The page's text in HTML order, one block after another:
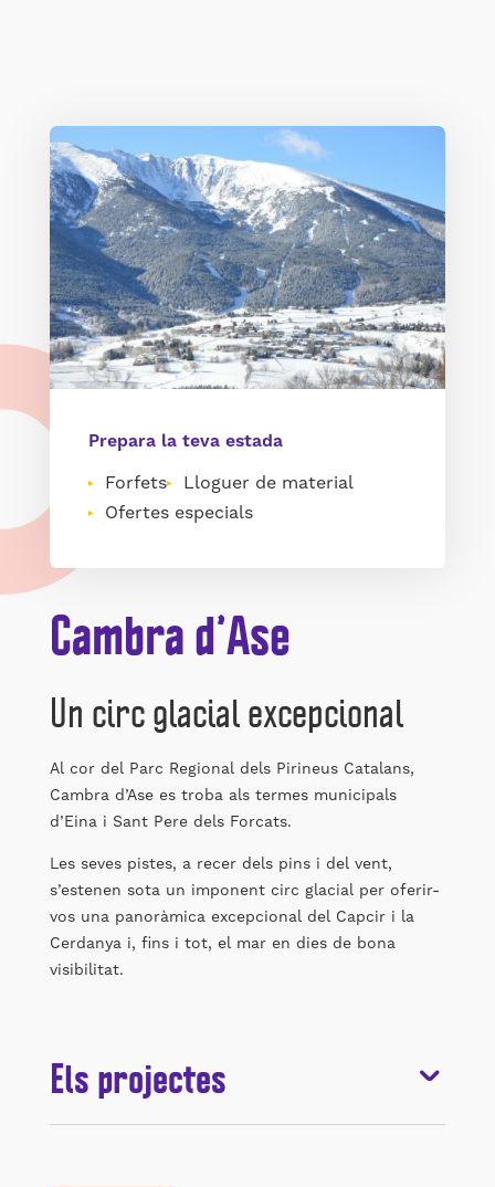
Cambra d’Ase
Un circ glacial excepcional
Al cor del Parc Regional dels Pirineus Catalans,
Cambra d’Ase es troba als termes municipals
d’Eina i Sant Pere dels Forcats.
Les seves pistes, a recer dels pins i del vent,
s’estenen sota un imponent circ glacial per oferir-
vos una panoràmica excepcional del Capcir i la
Cerdanya i, fins i tot, el mar en dies de bona
visibilitat.
Els projectes
Prepara la teva estada
Forfets
Lloguer de material
Ofertes especials